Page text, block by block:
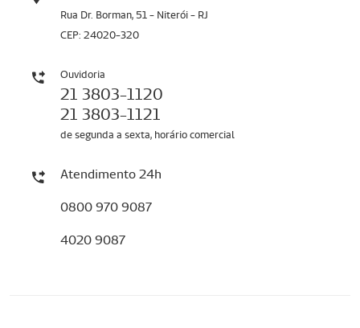
Rua Dr. Borman, 51 - Niterói - RJ
CEP: 24020-320
Ouvidoria
21 3803-1120
21 3803-1121
de segunda a sexta, horário comercial
Atendimento 24h
0800 970 9087
4020 9087